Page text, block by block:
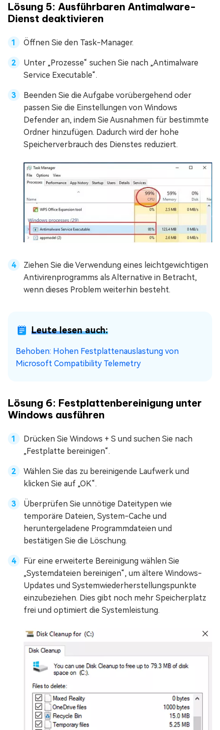
Lösung 5: Ausführbaren Antimalware-
Dienst deaktivieren
Öffnen Sie den Task-Manager.
Unter „Prozesse“ suchen Sie nach „Antimalware
Service Executable“.
Beenden Sie die Aufgabe vorübergehend oder
passen Sie die Einstellungen von Windows
Defender an, indem Sie Ausnahmen für bestimmte
Ordner hinzufügen. Dadurch wird der hohe
Speicherverbrauch des Dienstes reduziert.
Ziehen Sie die Verwendung eines leichtgewichtigen
Antivirenprogramms als Alternative in Betracht,
wenn dieses Problem weiterhin besteht.
Leute lesen auch:
Behoben: Hohen Festplattenauslastung von
Microsoft Compatibility Telemetry
Lösung 6: Festplattenbereinigung unter
Windows ausführen
Drücken Sie Windows + S und suchen Sie nach
„Festplatte bereinigen“.
Wählen Sie das zu bereinigende Laufwerk und
klicken Sie auf „OK“.
Überprüfen Sie unnötige Dateitypen wie
temporäre Dateien, System-Cache und
heruntergeladene Programmdateien und
bestätigen Sie die Löschung.
Für eine erweiterte Bereinigung wählen Sie
„Systemdateien bereinigen“, um ältere Windows-
Updates und Systemwiederherstellungspunkte
einzubeziehen. Dies gibt noch mehr Speicherplatz
frei und optimiert die Systemleistung.